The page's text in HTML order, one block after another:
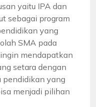
yaitu IPA dan
sebagai program
yang
SMA pada
mendapatkan
setara dengan
pendidikan yang
menjadi pilihan